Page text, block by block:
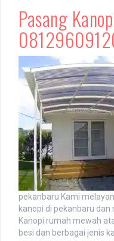
Pasang
pekanbaru Kami
kanopi di pekanbaru
Kanopi rumah mewah
besi dan berbagai jenis